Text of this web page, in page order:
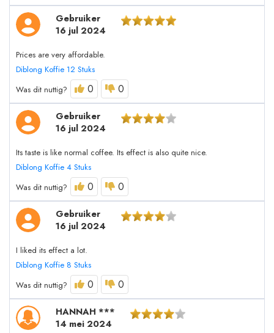
Gebruiker
16 jul 2024
Prices are very affordable.
Diblong Koffie 12 Stuks
Was dit nuttig?
0 0
Gebruiker
16 jul 2024
Its taste is like normal coffee. Its effect is also quite nice.
Diblong Koffie 4 Stuks
Was dit nuttig?
0 0
Gebruiker
16 jul 2024
I liked its effect a lot.
Diblong Koffie 8 Stuks
Was dit nuttig?
0 0
HANNAH ***
14 mei 2024